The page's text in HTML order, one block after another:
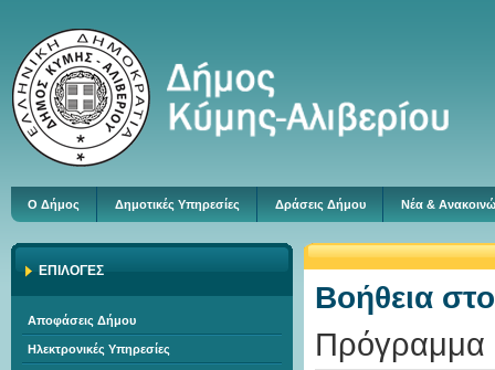
Ο Δήμος Δημοτικές Υπηρεσίες Δράσεις Δήμου Νέα &
ΕΠΙΛΟΓΕΣ
Αποφάσεις Δήμου
Ηλεκτρονικές Υπηρεσίες
Βοήθεια
Πρόγραμμα